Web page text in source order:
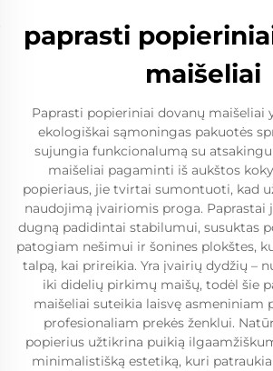
paprasti
maišeliai
Paprasti popieriniai dovanų maišeliai
ekologiškai sąmoningas pakuotės
sujungia funkcionalumą su
maišeliai pagaminti iš aukštos
popieriaus, jie tvirtai sumontuoti, kad
naudojimą įvairiomis proga. Paprastai
dugną padidintai stabilumui, susuktas
patogiam nešimui ir šonines plokštes,
talpą, kai prireikia. Yra įvairių dydžių –
iki didelių pirkimų maišų, todėl šie
maišeliai suteikia laisvę asmeniniam
profesionaliam prekės ženklui.
popierius užtikrina puikią
minimalistišką estetiką, kuri